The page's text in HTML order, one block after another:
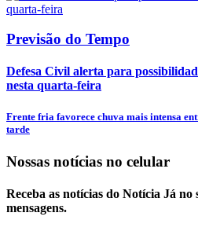
Previsão do Tempo
Defesa Civil alerta para
nesta quarta-feira
Frente fria favorece chuva mais intensa
tarde
Nossas notícias no celular
Receba as notícias do Notícia Já
mensagens.